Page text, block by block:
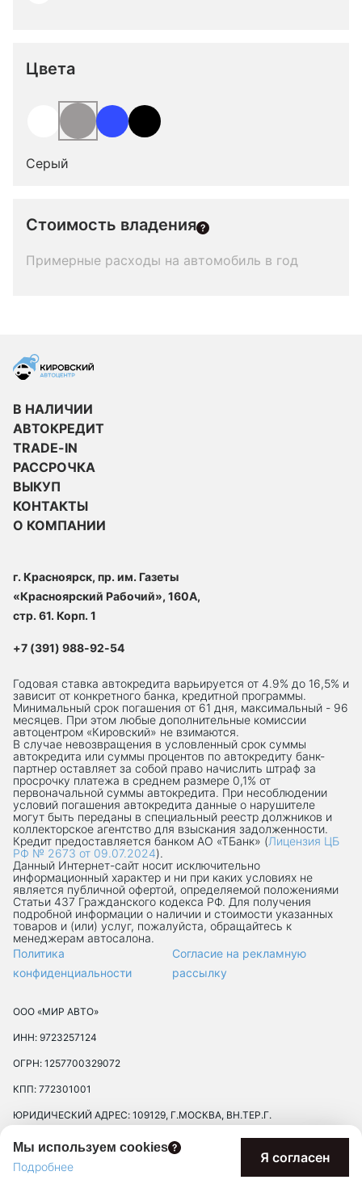
Цвета
Серый
Стоимость владения
Примерные расходы на автомобиль в год
Мы используем cookies
Подробнее
Я согласен
В НАЛИЧИИ
АВТОКРЕДИТ
TRADE-IN
РАССРОЧКА
ВЫКУП
КОНТАКТЫ
О КОМПАНИИ
г. Красноярск, пр. им. Газеты
«Красноярский Рабочий», 160А,
стр. 61. Корп. 1
+7 (391) 988-92-54
Годовая ставка автокредита варьируется от 4.9% до 16,5% и
зависит от конкретного банка, кредитной программы.
Минимальный срок погашения от 61 дня, максимальный - 96
месяцев. При этом любые дополнительные комиссии
автоцентром «Кировский» не взимаются.
В случае невозвращения в условленный срок суммы
автокредита или суммы процентов по автокредиту банк-
партнер оставляет за собой право начислить штраф за
просрочку платежа в среднем размере 0,1% от
первоначальной суммы автокредита. При несоблюдении
условий погашения автокредита данные о нарушителе
могут быть переданы в специальный реестр должников и
коллекторское агентство для взыскания задолженности.
Кредит предоставляется банком АО «ТБанк» (Лицензия ЦБ
РФ № 2673 от 09.07.2024).
Данный Интернет-сaйт носит исключительно
информационный характер и ни при каких условиях не
является публичной офертой, определяемой положениями
Статьи 437 Гражданского кодекса РФ. Для получения
подробной информации о наличии и стоимости указанных
товаров и (или) услуг, пожалуйста, обращайтесь к
менеджерам автосалона.
Политика
конфиденциальности
Согласие на рекламную
рассылку
ООО «МИР АВТО»
ИНН: 9723257124
ОГРН: 1257700329072
КПП: 772301001
ЮРИДИЧЕСКИЙ АДРЕС: 109129, Г.МОСКВА, ВН.ТЕР.Г.
ТЕКСТИЛЬЩИКОВ, Д. 13, К. 2, ПОМЕЩ. 17/8П